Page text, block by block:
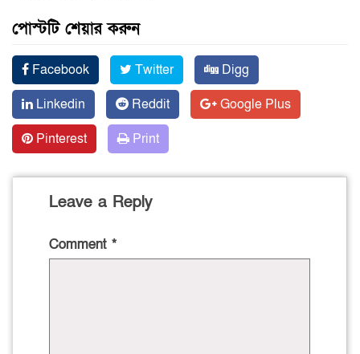
পোস্টটি শেয়ার করুন
Facebook Twitter
Digg
Linkedin
Reddit
Google Plus
Pinterest
Print
Leave a Reply
Comment *